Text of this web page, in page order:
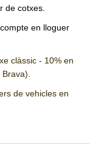
de cotxes.
en lloguer
clàssic - 10% en
de vehicles en